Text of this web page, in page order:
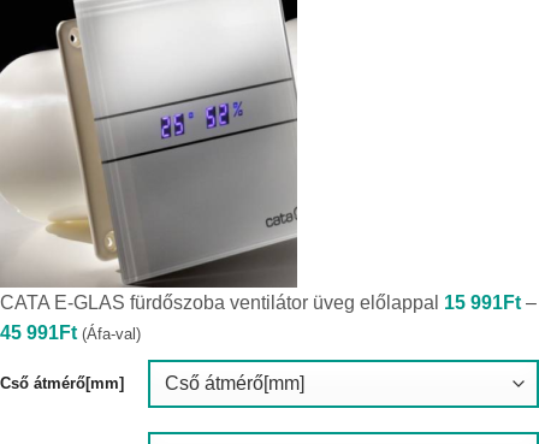
CATA E-GLAS fürdőszoba ventilátor üveg előlappal 15 991Ft –
45 991FtÁrtartomány:
15
-
(Áfa-val)
Cső átmérő[mm]